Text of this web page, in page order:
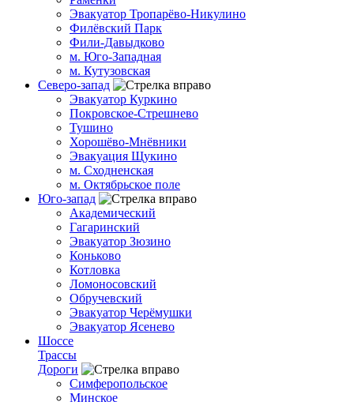
Эвакуатор Тропарёво-Никулино
Филёвский Парк
Фили-Давыдково
м. Юго-Западная
м. Кутузовская
Северо-запад
Эвакуатор Куркино
Покровское-Стрешнево
Тушино
Хорошёво-Мнёвники
Эвакуация Щукино
м. Сходненская
м. Октябрьское поле
Юго-запад
Академический
Гагаринский
Эвакуатор Зюзино
Коньково
Котловка
Ломоносовский
Обручевский
Эвакуатор Черёмушки
Эвакуатор Ясенево
Шоссе
Трассы
Дороги
Симферопольское
Минское